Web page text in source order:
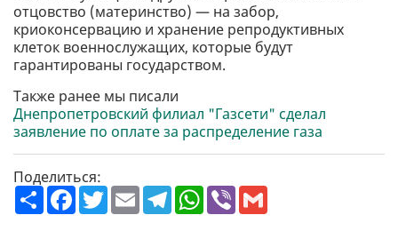
отцовство (материнство) — на забор,
криоконсервацию и хранение репродуктивных
клеток военнослужащих, которые будут
гарантированы государством.
Также ранее мы писали
Днепропетровский филиал "Газсети" сделал
заявление по оплате за распределение газа
Поделиться:
П
о
F
a
T
w
E
m
T
e
W
h
V